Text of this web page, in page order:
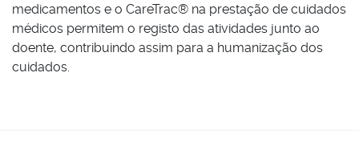
medicamentos e o CareTrac® na prestação de cuidados
médicos permitem o registo das atividades junto ao
doente, contribuindo assim para a humanização dos
cuidados.